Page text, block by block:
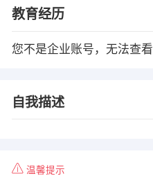
教育经历
您不是企业账号，无法查看
自我描述
温馨提示